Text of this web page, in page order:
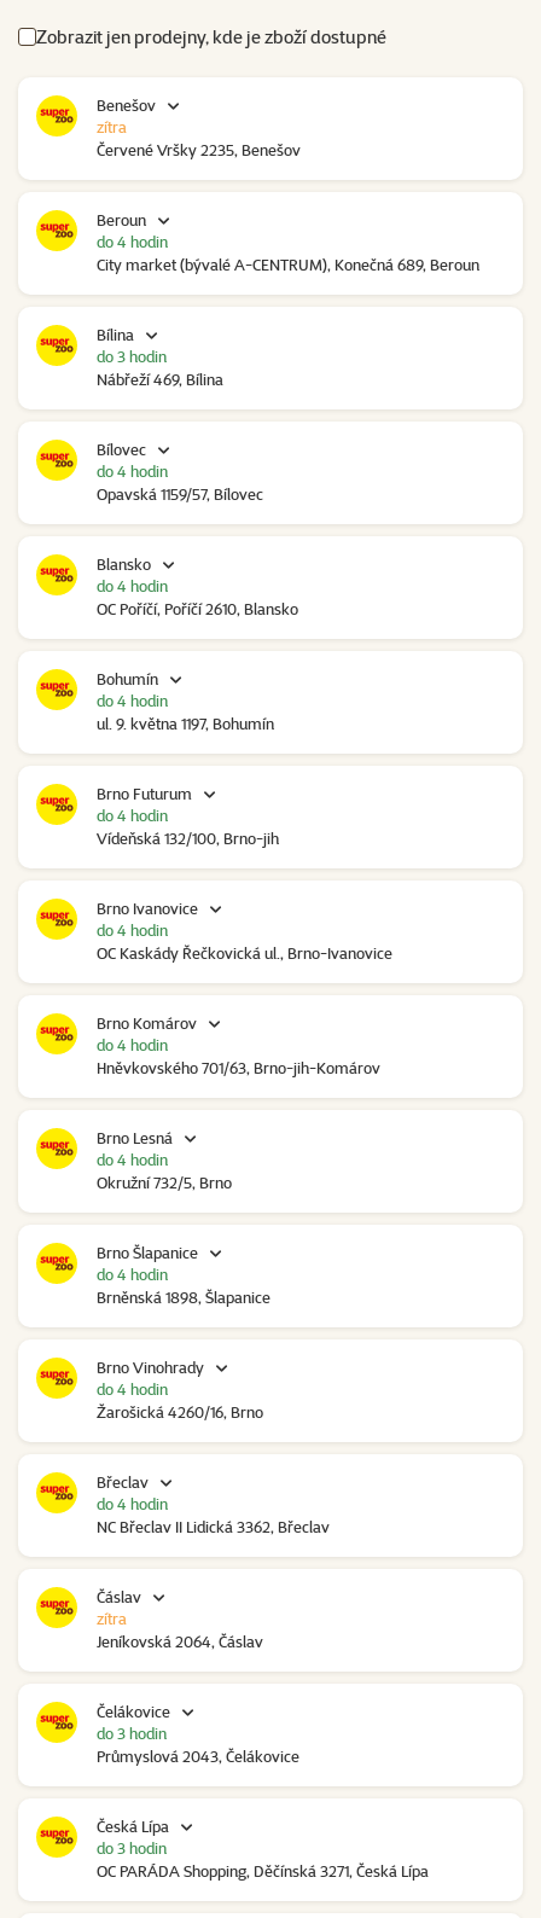
Zobrazit jen prodejny, kde je zboží dostupné
Benešov
Červené Vršky 2235, Benešov
zítra
Beroun
City market (bývalé A-CENTRUM), Konečná 689, Beroun
do 4 hodin
Bílina
Nábřeží 469, Bílina
do 3 hodin
Bílovec
Opavská 1159/57, Bílovec
do 4 hodin
Blansko
OC Poříčí, Poříčí 2610, Blansko
do 4 hodin
Bohumín
ul. 9. května 1197, Bohumín
do 4 hodin
Brno Futurum
Vídeňská 132/100, Brno-jih
do 4 hodin
Brno Ivanovice
OC Kaskády Řečkovická ul., Brno-Ivanovice
do 4 hodin
Brno Komárov
Hněvkovského 701/63, Brno-jih-Komárov
do 4 hodin
Brno Lesná
Okružní 732/5, Brno
do 4 hodin
Brno Šlapanice
Brněnská 1898, Šlapanice
do 4 hodin
Brno Vinohrady
Žarošická 4260/16, Brno
do 4 hodin
Břeclav
NC Břeclav II Lidická 3362, Břeclav
do 4 hodin
Čáslav
Jeníkovská 2064, Čáslav
zítra
Čelákovice
Průmyslová 2043, Čelákovice
do 3 hodin
Česká Lípa
OC PARÁDA Shopping, Děčínská 3271, Česká Lípa
do 3 hodin